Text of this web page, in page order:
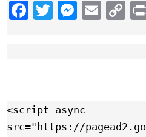
Facebook
Twitter Email
<script async
src="https://